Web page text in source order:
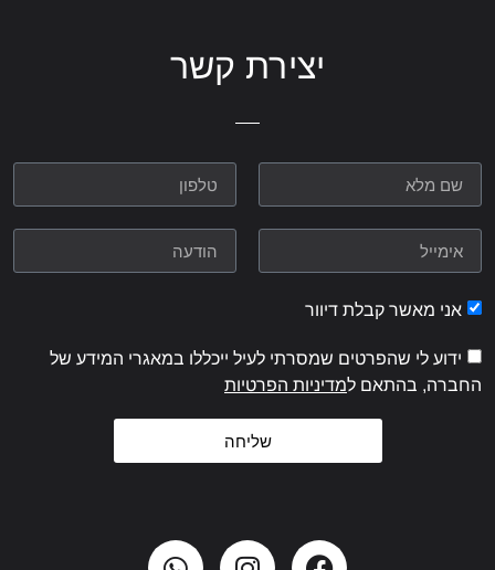
יצירת קשר
אני מאשר קבלת דיוור
ידוע לי שהפרטים שמסרתי לעיל ייכללו במאגרי המידע של
החברה, בהתאם למדיניות הפרטיות
שליחה